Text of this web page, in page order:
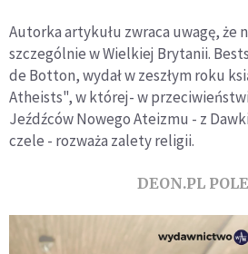
Autorka artykułu zwraca uwagę, że
szczególnie w Wielkiej Brytanii.
de Botton, wydał w zeszłym roku
Atheists", w której- w
Jeźdźców Nowego Ateizmu - z
czele - rozważa zalety religii.
DEON.PL